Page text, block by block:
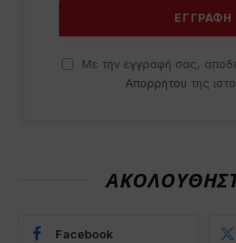
Με την εγγραφή σας,
Απορρήτου της
Facebook